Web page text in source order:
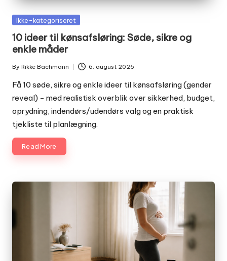
Posted
Ikke-kategoriseret
10 ideer til kønsafsløring: Søde, sikre og
enkle måder
Posted
by
By Rikke Bachmann 6. august 2026
Få 10 søde, sikre og enkle ideer til kønsafsløring (gender
reveal) - med realistisk overblik over sikkerhed, budget,
oprydning, indendørs/udendørs valg og en praktisk
tjekliste til planlægning.
Read More